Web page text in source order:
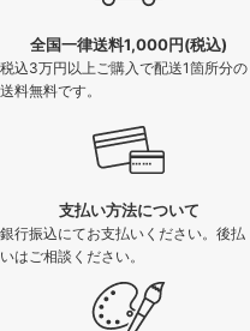
全国一律送料1,000円(税込)
税込3万円以上ご購入で配送1箇所分の
送料無料です。
支払い方法について
銀行振込にてお支払いください。後払
いはご相談ください。